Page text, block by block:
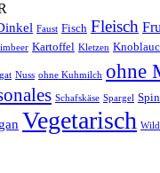
Faust Fisch Fleisch
Kartoffel Kletzen
Nuss ohne Kuhmilch ohne
Schafskäse Spargel
Vegetarisch Wild